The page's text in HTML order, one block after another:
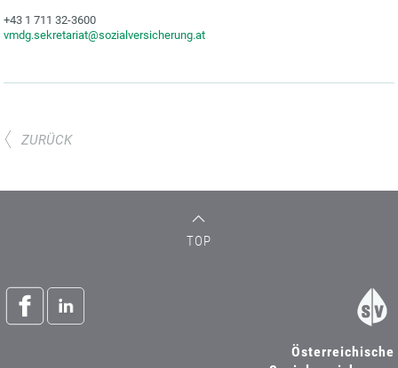
+43 1 711 32-3600
vmdg.sekretariat@sozialversicherung.at
ZURÜCK
TOP
Österreichische